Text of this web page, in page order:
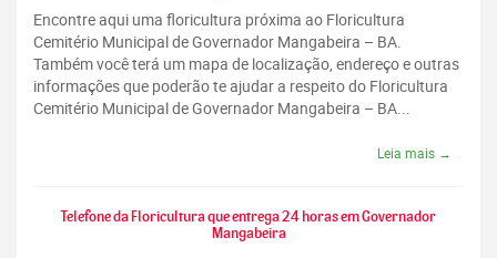
Encontre aqui uma floricultura próxima ao Floricultura
Cemitério Municipal de Governador Mangabeira – BA.
Também você terá um mapa de localização, endereço e outras
informações que poderão te ajudar a respeito do Floricultura
Cemitério Municipal de Governador Mangabeira – BA...
Leia mais →
Telefone da Floricultura que entrega 24 horas em Governador
Mangabeira